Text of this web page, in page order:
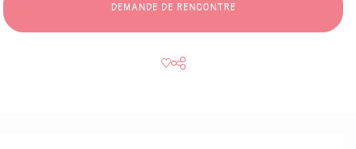
DEMANDE DE RENCONTRE